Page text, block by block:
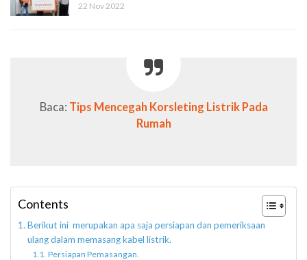
22 Nov 2022
Baca: Tips Mencegah Korsleting Listrik Pada
Rumah
Contents
Berikut ini merupakan apa saja persiapan dan pemeriksaan
ulang dalam memasang kabel listrik.
Persiapan Pemasangan.